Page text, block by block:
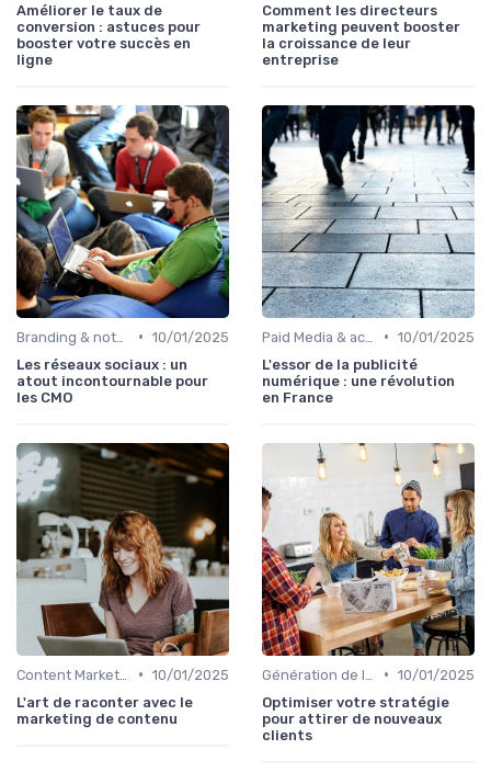
Améliorer le taux de
conversion : astuces pour
booster votre succès en
ligne
Comment les directeurs
marketing peuvent booster
la croissance de leur
entreprise
• 10/01/2025
Les réseaux sociaux : un
atout incontournable pour
les CMO
• 10/01/2025
L'essor de la publicité
numérique : une révolution
en France
• 10/01/2025
L'art de raconter avec le
marketing de contenu
• 10/01/2025
Optimiser votre stratégie
pour attirer de nouveaux
clients